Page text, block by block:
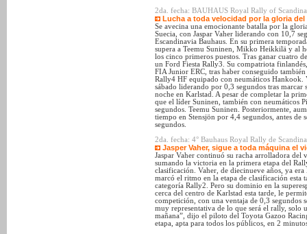
2da. fecha: BAUHAUS Royal Rally of
Lucha a toda velocidad por la gloria del
Se avecina una emocionante batalla por la
Suecia, con Jaspar Vaher liderando con 10,7
Escandinavia Bauhaus. En su primera
supera a Teemu Suninen, Mikko Heikkilä y al
los cinco primeros puestos. Tras ganar cuatro
un Ford Fiesta Rally3. Su compatriota
FIA Junior ERC, tras haber conseguido
Rally4 HF equipado con neumáticos
sábado liderando por 0,3 segundos tras
noche en Karlstad. A pesar de completar la
que el líder Suninen, también con neumáticos
segundos. Teemu Suninen. Posteriormente,
tiempo en Stensjön por 4,4 segundos, antes de
segundos.
2da. fecha: 4° Bauhaus Royal Rally de
Jasper Vaher, sigue a toda máquina el
Jaspar Vaher continuó su racha arrolladora del
sumando la victoria en la primera etapa del
clasificación. Vaher, de diecinueve años, ya
marcó el ritmo en la etapa de clasificación esta
categoría Rally2. Pero su dominio en la
cerca del centro de Karlstad esta tarde, le
competición, con una ventaja de 0,3 segundos
muy representativa de lo que será el rally, solo
mañana”, dijo el piloto del Toyota Gazoo
etapa, apta para todos los públicos, en 2